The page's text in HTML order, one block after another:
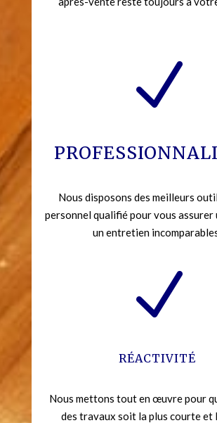
N
Nous disposons des meilleurs
personnel qualifié pour vous assurer
un entretien
N
RÉACTIVITÉ
Nous mettons tout en œuvre pour
des travaux soit la plus courte et